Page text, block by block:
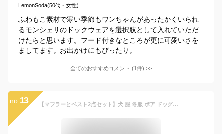
LemonSoda(50代・女性)
ふわもこ素材で寒い季節もワンちゃんがあったかくいられ
るモンシェリのドックウェアを選択肢として入れていただ
けたらと思います。フード付きなところが更に可愛いさを
ましてます。お出かけにもぴったり。
全てのおすすめコメント (1件) >
no. 13 【マフラーとベスト2点セット】犬 服 冬服 ボア ドッグウェア アウター 秋冬 犬の服 防寒着 猫 ペット服 もこもこ ネックウォーマー いぬ あったか 暖かい 防寒 可愛い かわいい ペットマフラー ペットウェア メール便OK 【a097】送料無料